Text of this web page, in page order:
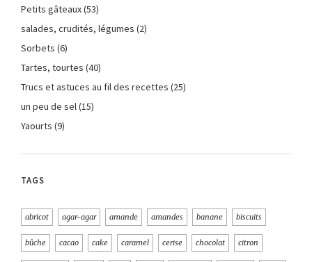
Petits gâteaux(53)
salades, crudités, légumes (2)
Sorbets (6)
Tartes, tourtes (40)
Trucs et astuces au fil des recettes (25)
un peu de sel(15)
Yaourts (9)
TAGS
abricot agar-agar amande amandes banane biscuits
bûche cacao cake caramel cerise chocolat citron